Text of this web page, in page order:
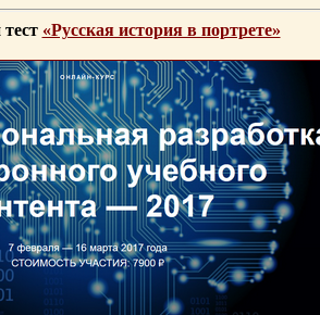
«Русская история в портрете»